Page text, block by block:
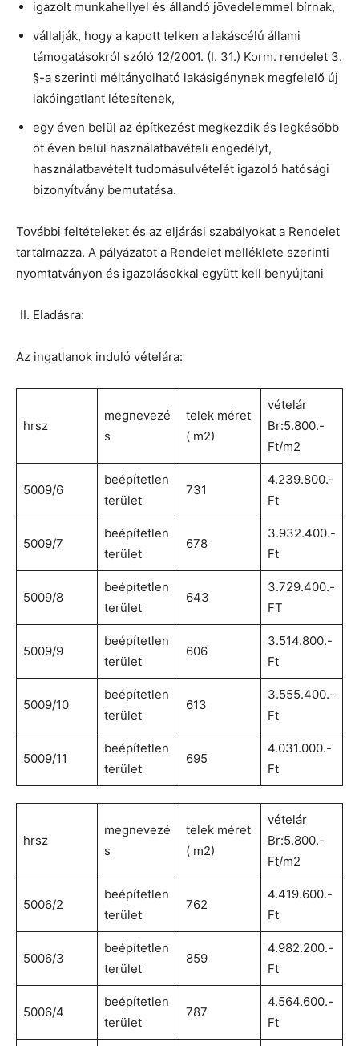
igazolt munkahellyel és állandó jövedelemmel bírnak,
vállalják, hogy a kapott telken a lakáscélú állami
támogatásokról szóló 12/2001. (I. 31.) Korm. rendelet 3.
§-a szerinti méltányolható lakásigénynek megfelelő új
lakóingatlant létesítenek,
egy éven belül az építkezést megkezdik és legkésőbb
öt éven belül használatbavételi engedélyt,
használatbavételt tudomásulvételét igazoló hatósági
bizonyítvány bemutatása.
További feltételeket és az eljárási szabályokat a Rendelet
tartalmazza. A pályázatot a Rendelet melléklete szerinti
nyomtatványon és igazolásokkal együtt kell benyújtani
Eladásra:
Az ingatlanok induló vételára:
hrsz
megnevezé
s
telek méret
( m2)
vételár
Br:5.800.-
Ft/m2
5009/6
beépítetlen
terület
731
4.239.800.-
Ft
5009/7
beépítetlen
terület
678
3.932.400.-
Ft
5009/8
beépítetlen
terület
643
3.729.400.-
FT
5009/9
beépítetlen
terület
606
3.514.800.-
Ft
5009/10
beépítetlen
terület
613
3.555.400.-
Ft
5009/11
beépítetlen
terület
695
4.031.000.-
Ft
hrsz
megnevezé
s
telek méret
( m2)
vételár
Br:5.800.-
Ft/m2
5006/2
beépítetlen
terület
762
4.419.600.-
Ft
5006/3
beépítetlen
terület
859
4.982.200.-
Ft
5006/4
beépítetlen
terület
787
4.564.600.-
Ft